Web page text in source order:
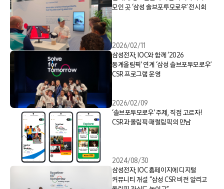
모인 곳 ‘삼성 솔브포투모로우’ 전시회
2026/02/11
삼성전자, IOC와 함께 ‘2026
동계올림픽’ 연계 ‘삼성 솔브포투모로우’
CSR 프로그램 운영
2026/02/09
‘솔브포투모로우’ 주제, 직접 고르자!
CSR과 올림픽·패럴림픽의 만남
2024/08/30
삼성전자, IOC 홈페이지에 디지털
커뮤니티 개설 “삼성 CSR 비전 알리고